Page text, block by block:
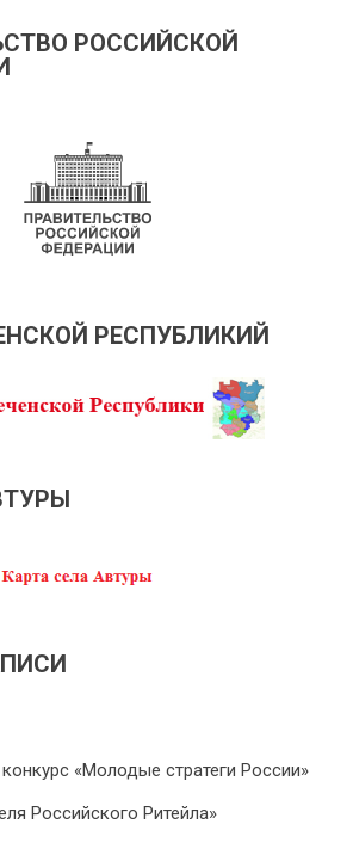
РОССИЙСКОЙ
РЕСПУБЛИКИЙ
«Молодые стратеги России»
Российского Ритейла»